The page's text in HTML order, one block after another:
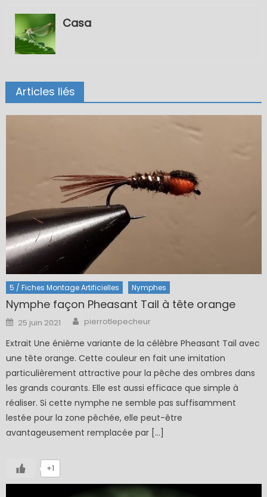
Casa
Articles liés
5 / Fiches Montage Artificielles Nymphes
Nymphe façon Pheasant Tail à tête orange
Posted
on
25 juin 2021 Author
pierrotlepecheur
Extrait Une énième variante de la célèbre Pheasant Tail avec
une tête orange. Cette couleur en fait une imitation
particulièrement attractive pour la pêche des ombres dans
les grands courants. Elle est aussi efficace que simple à
réaliser. Si cette nymphe ne semble pas suffisamment
lestée pour la zone pêchée, elle peut-être
avantageusement remplacée par […]
+1